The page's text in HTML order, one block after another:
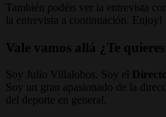
También podéis ver la entrevista
la entrevista a continuación. Enjoy!
Vale vamos allá ¿Te
Soy Julio Villalobos. Soy el
Soy un gran apasionado de la
del deporte en general.